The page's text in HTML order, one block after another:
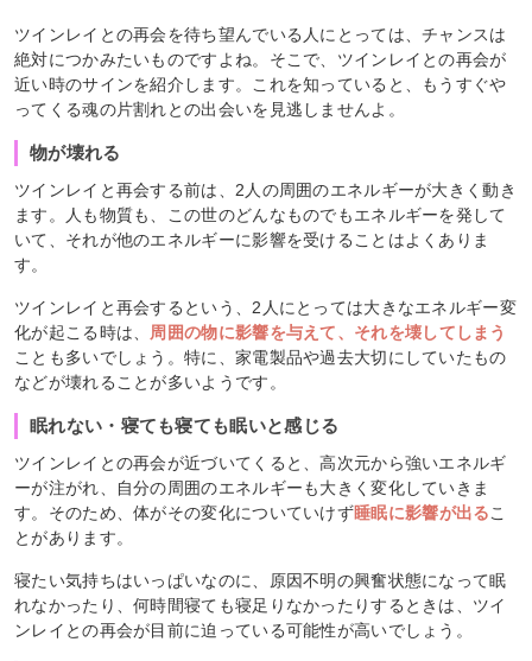
ツインレイとの再会を待ち望んでいる人にとっては、チャンスは
絶対につかみたいものですよね。そこで、ツインレイとの再会が
近い時のサインを紹介します。これを知っていると、もうすぐや
ってくる魂の片割れとの出会いを見逃しませんよ。
物が壊れる
ツインレイと再会する前は、2人の周囲のエネルギーが大きく動き
ます。人も物質も、この世のどんなものでもエネルギーを発して
いて、それが他のエネルギーに影響を受けることはよくありま
す。
ツインレイと再会するという、2人にとっては大きなエネルギー変
化が起こる時は、
周囲の物に影響を与えて、それを壊してしまう
ことも多いでしょう。特に、家電製品や過去大切にしていたもの
などが壊れることが多いようです。
眠れない・寝ても寝ても眠いと感じる
ツインレイとの再会が近づいてくると、高次元から強いエネルギ
ーが注がれ、自分の周囲のエネルギーも大きく変化していきま
す。そのため、体がその変化についていけず睡眠に影響が出るこ
とがあります。
寝たい気持ちはいっぱいなのに、原因不明の興奮状態になって眠
れなかったり、何時間寝ても寝足りなかったりするときは、ツイ
ンレイとの再会が目前に迫っている可能性が高いでしょう。